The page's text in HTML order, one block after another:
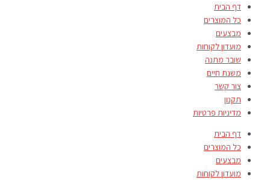
דף הבית
כל המוצרים
מבצעים
מועדון לקוחות
שובר מתנה
משנת חיים
צור קשר
תקנון
מדיניות פרטיות
דף הבית
כל המוצרים
מבצעים
מועדון לקוחות